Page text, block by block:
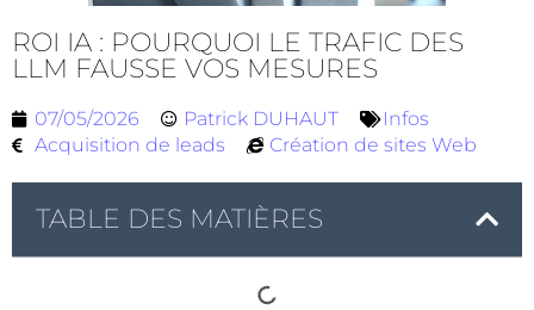
ROI IA : POURQUOI LE TRAFIC DES
LLM FAUSSE VOS MESURES
07/05/2026 Patrick DUHAUT
Infos
Acquisition de leads
Création de sites Web
TABLE DES MATIÈRES